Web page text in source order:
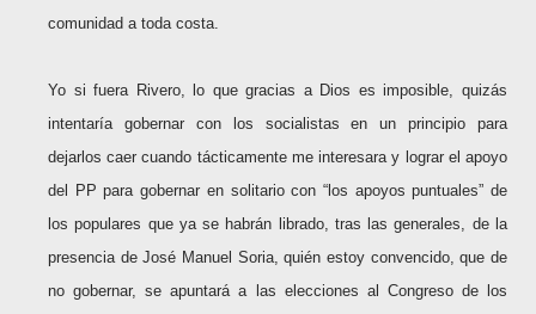
comunidad a toda costa.
Yo si fuera Rivero, lo que gracias a Dios es imposible, quizás
intentaría gobernar con los socialistas en un principio para
dejarlos caer cuando tácticamente me interesara y lograr el apoyo
del PP para gobernar en solitario con “los apoyos puntuales” de
los populares que ya se habrán librado, tras las generales, de la
presencia de José Manuel Soria, quién estoy convencido, que de
no gobernar, se apuntará a las elecciones al Congreso de los